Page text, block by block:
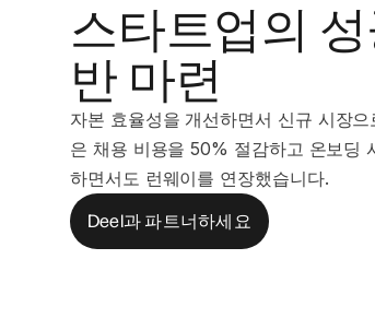
스타트업의
반 마련
자본 효율성을 개선하면서 신규 시장
은 채용 비용을 50% 절감하고 온보딩
하면서도 런웨이를 연장했습니다.
Deel과 파트너하세요